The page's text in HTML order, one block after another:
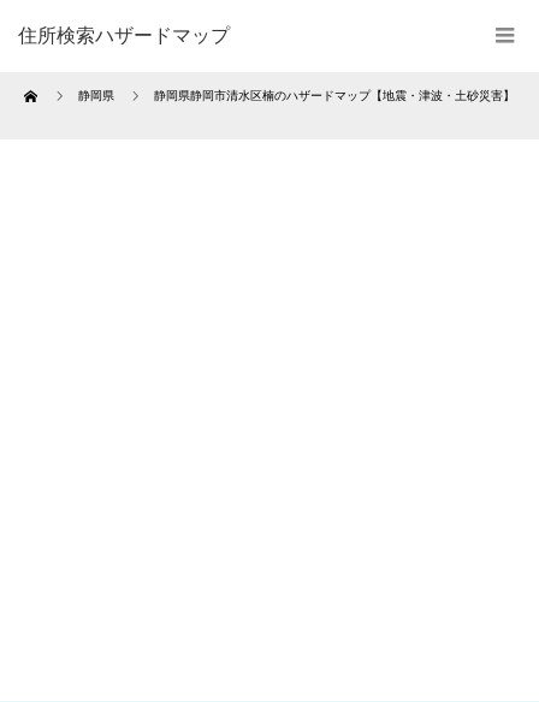
住所検索ハザードマップ
Home 静岡県 静岡県静岡市清水区楠のハザードマップ【地震・津波・土砂災害】